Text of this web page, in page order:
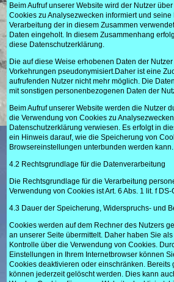
Beim Aufruf unserer Website wird der Nutzer
Cookies zu Analysezwecken informiert und
Verarbeitung der in diesem Zusammen
Daten eingeholt. In diesem Zusammenhang
diese Datenschutzerklärung.
Die auf diese Weise erhobenen Daten der
Vorkehrungen pseudonymisiert.Daher ist eine
aufrufenden Nutzer nicht mehr möglich. Die
mit sonstigen personenbezogenen Daten der
Beim Aufruf unserer Website werden die Nutzer
die Verwendung von Cookies zu
Datenschutzerklärung verwiesen. Es erfolgt in
ein Hinweis darauf, wie die Speicherung von
Browsereinstellungen unterbunden werden kann.
4.2 Rechtsgrundlage für die Datenverarbeitung
Die Rechtsgrundlage für die Verarbeitung
Verwendung von Cookies ist Art. 6 Abs. 1 lit. f DS-
4.3 Dauer der Speicherung, Widerspruchs- und
Cookies werden auf dem Rechner des Nutzers
an unserer Seite übermittelt. Daher haben Sie
Kontrolle über die Verwendung von Cookies.
Einstellungen in Ihrem Internetbrowser können
Cookies deaktivieren oder einschränken. Bereits
können jederzeit gelöscht werden. Dies kann